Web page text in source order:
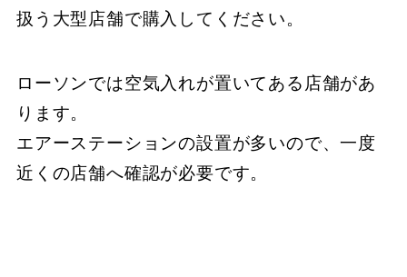
扱う大型店舗で購入してください。
ローソンでは空気入れが置いてある店舗があ
ります。
エアーステーションの設置が多いので、一度
近くの店舗へ確認が必要です。